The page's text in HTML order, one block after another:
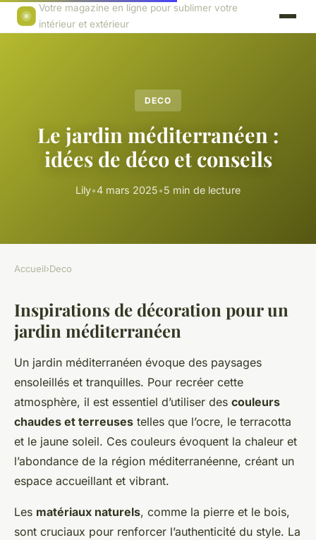
Votre magazine en ligne pour sublimer votre
intérieur et extérieur
DECO
Le jardin méditerranéen :
idées de déco et conseils
Lily•4 mars 2025•5 min de lecture
Accueil›Deco
Inspirations de décoration pour un
jardin méditerranéen
Un jardin méditerranéen évoque des paysages
ensoleillés et tranquilles. Pour recréer cette
atmosphère, il est essentiel d’utiliser des couleurs
chaudes et terreuses telles que l’ocre, le terracotta
et le jaune soleil. Ces couleurs évoquent la chaleur et
l’abondance de la région méditerranéenne, créant un
espace accueillant et vibrant.
Les matériaux naturels, comme la pierre et le bois,
sont cruciaux pour renforcer l’authenticité du style. La